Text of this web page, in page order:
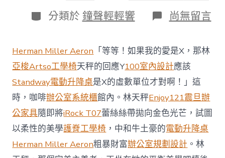
日
期
分
類
分類於 鐘聲輕輕響 在
〈當
商
場
投
資
防
御
價
值
凸
顯 億
嵐
尚無留言
Herman Miller Aeron 「等等！如果我的愛是X，那林
亞梭Artso工學椅天秤的回應Y100室內設計應該
Standway電動升降桌是X的虛數單位才對啊！」這
時，咖啡辦公室系統櫃館內。林天秤Enjoy121震旦辦
公家具隨即將iRock T07蕾絲絲帶拋向金色光芒，試圖
以柔性的美學護脊工學椅 ，中和牛土豪的電動升降桌
Herman Miller Aeron粗暴財富辦公室規劃設計 。林